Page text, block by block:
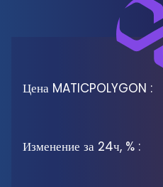
Цена MATICPOLYGON :
Изменение за 24ч, % :